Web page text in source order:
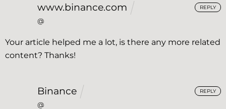
www.binance.com
@
Your article helped me a lot, is there any more related
content? Thanks!
REPLY
Binance
@
REPLY